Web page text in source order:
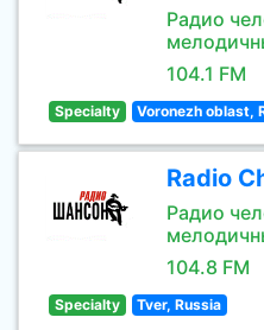
Радио
104.1 FM
Specialty Voronezh oblast,
Radio
Радио
104.8 FM
Specialty Tver, Russia